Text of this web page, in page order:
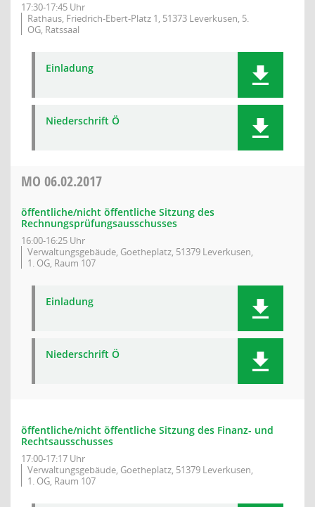
17:30-17:45 Uhr
Rathaus, Friedrich-Ebert-Platz 1, 51373 Leverkusen, 5.
OG, Ratssaal
Einladung
Niederschrift Ö
MO 06.02.2017
öffentliche/nicht öffentliche Sitzung des
Rechnungsprüfungsausschusses
16:00-16:25 Uhr
Verwaltungsgebäude, Goetheplatz, 51379 Leverkusen,
1. OG, Raum 107
Einladung
Niederschrift Ö
öffentliche/nicht öffentliche Sitzung des Finanz- und
Rechtsausschusses
17:00-17:17 Uhr
Verwaltungsgebäude, Goetheplatz, 51379 Leverkusen,
1. OG, Raum 107